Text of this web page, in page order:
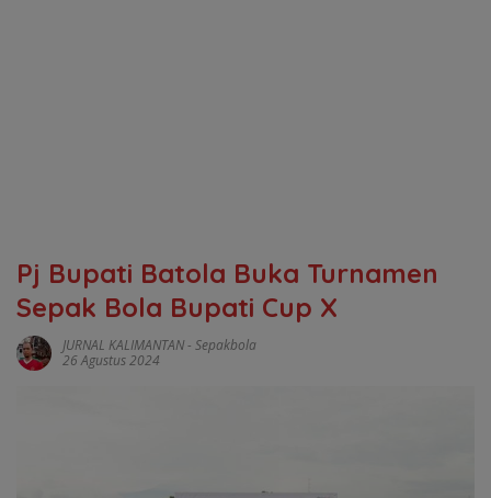
Pj Bupati Batola Buka Turnamen
Sepak Bola Bupati Cup X
JURNAL KALIMANTAN- Sepakbola
26 Agustus 2024